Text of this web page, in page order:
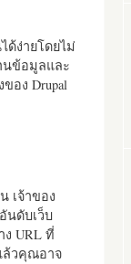
ด้ง่ายโดยไม่
นข้อมูลและ
อง Drupal
เจ้าของ
นดับเว็บ
URL ที่
ล้วคุณอาจ